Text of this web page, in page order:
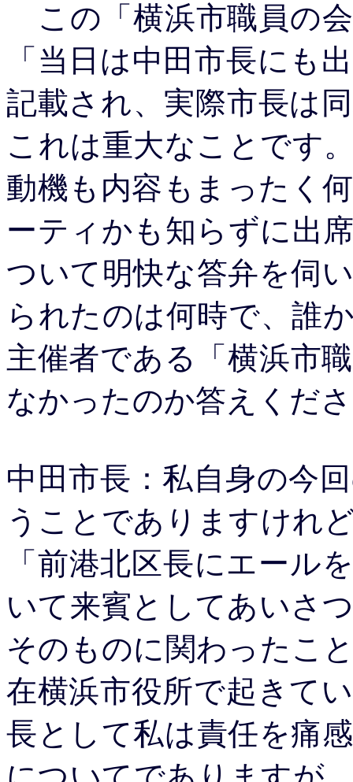
この「横浜市職員の
「当日は中田市長にも
記載され、実際市長は
これは重大なことです
動機も内容もまったく
ーティかも知らずに出
ついて明快な答弁を伺
られたのは何時で、誰
主催者である「横浜市
なかったのか答えくだ
中田市長：私自身の今
うことでありますけれ
「前港北区長にエール
いて来賓としてあいさ
そのものに関わったこ
在横浜市役所で起きて
長として私は責任を痛